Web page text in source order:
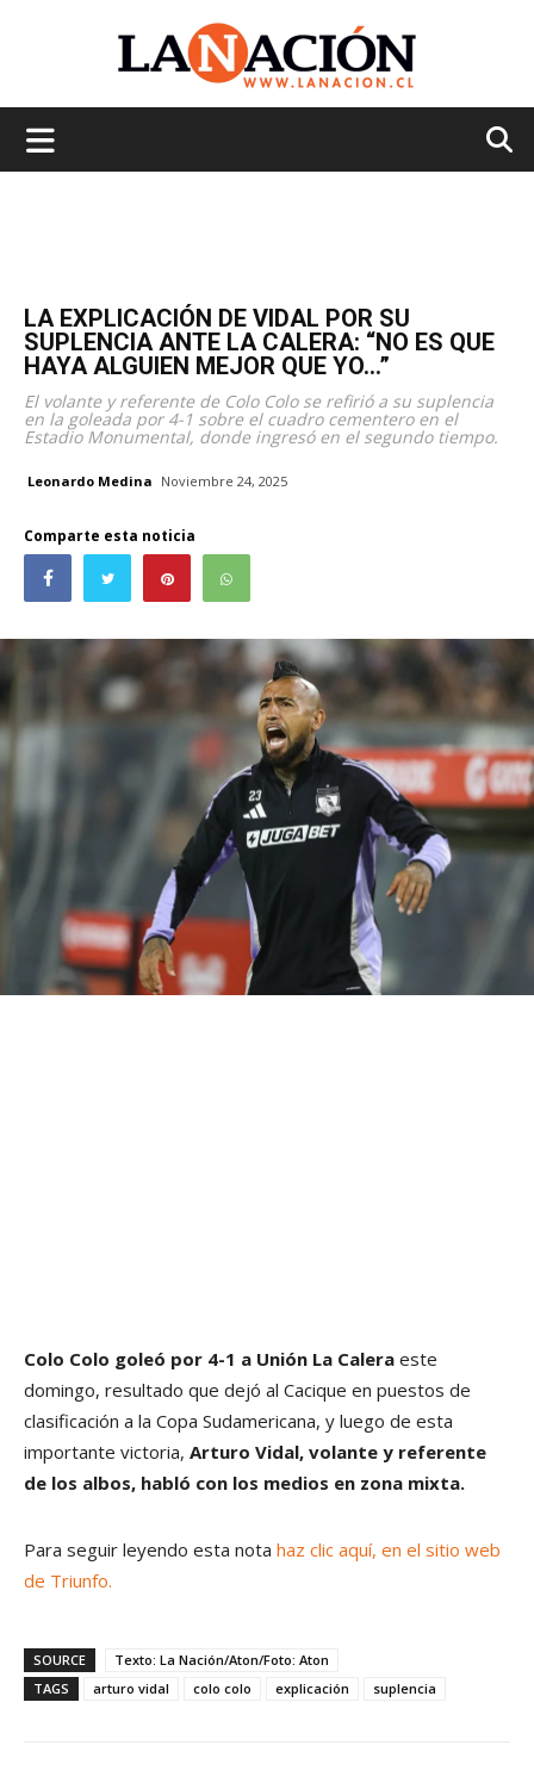
LA EXPLICACIÓN DE VIDAL POR SU
SUPLENCIA ANTE LA CALERA: “NO ES QUE
HAYA ALGUIEN MEJOR QUE YO…”
El volante y referente de Colo Colo se refirió a su suplencia
en la goleada por 4-1 sobre el cuadro cementero en el
Estadio Monumental, donde ingresó en el segundo tiempo.
Leonardo Medina Noviembre 24, 2025
Comparte esta noticia
Colo Colo goleó por 4-1 a Unión La Calera este
domingo, resultado que dejó al Cacique en puestos de
clasificación a la Copa Sudamericana, y luego de esta
importante victoria, Arturo Vidal, volante y referente
de los albos, habló con los medios en zona mixta.
Para seguir leyendo esta nota haz clic aquí, en el sitio web
de Triunfo.
SOURCE
Texto: La Nación/Aton/Foto: Aton
TAGS
arturo vidal colo colo explicación suplencia